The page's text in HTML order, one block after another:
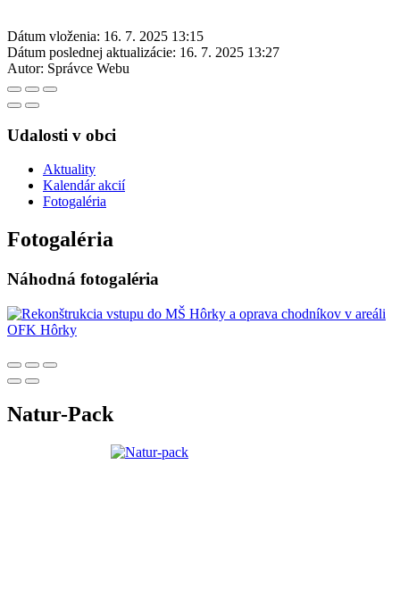
Dátum vloženia: 16. 7. 2025 13:15
Dátum poslednej aktualizácie: 16. 7. 2025 13:27
Autor: Správce Webu
Udalosti v obci
Aktuality
Kalendár akcií
Fotogaléria
Fotogaléria
Náhodná fotogaléria
Natur-Pack